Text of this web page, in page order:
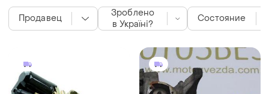
Продавец
Зроблено
в Україні?
Состояние